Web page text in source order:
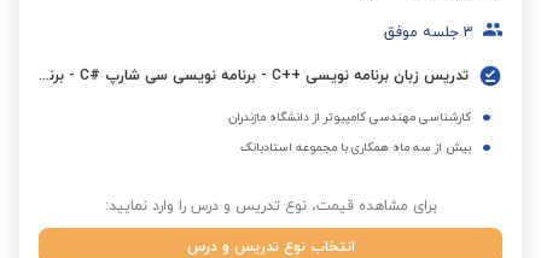
3 جلسه موفق
تدریس زبان برنامه نویسی ++C - برنامه نویسی سی شارپ #C - برنامه نویسی پایتون
کارشناسی مهندسی کامپیوتر از دانشگاه مازندران
بیش از سه ماه همکاری با مجموعه استادبانک
برای مشاهده قیمت، نوع تدریس و درس را وارد نمایید:
انتخاب نوع تدریس و درس